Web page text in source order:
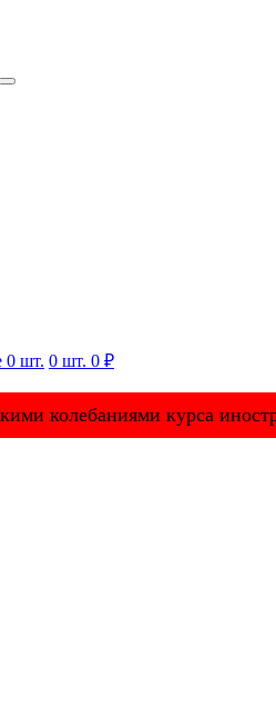
0 шт. 0 шт. 0 ₽
колебаниями курса